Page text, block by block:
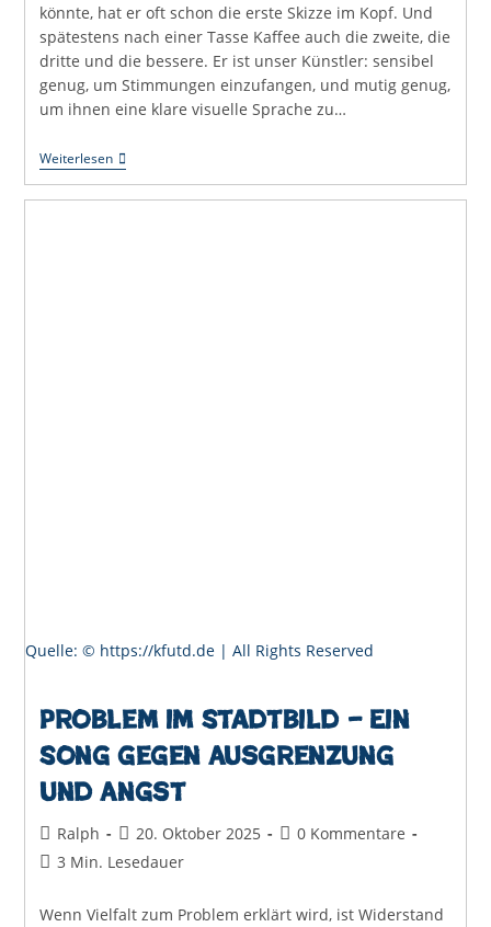
könnte, hat er oft schon die erste Skizze im Kopf. Und
spätestens nach einer Tasse Kaffee auch die zweite, die
dritte und die bessere. Er ist unser Künstler: sensibel
genug, um Stimmungen einzufangen, und mutig genug,
um ihnen eine klare visuelle Sprache zu…
WeiterlesenElias
Errerd
Quelle: © https://kfutd.de | All Rights Reserved
Problem im Stadtbild – Ein
Song gegen Ausgrenzung
und Angst
Beitrags-
Autor:
Ralph
Beitrag
veröffentlicht:
20. Oktober 2025
Beitrags-
0 Kommentare
Lesedauer:
3 Min. Lesedauer
Wenn Vielfalt zum Problem erklärt wird, ist Widerstand